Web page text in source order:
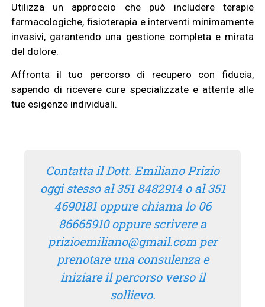
Utilizza un approccio che può includere terapie
farmacologiche, fisioterapia e interventi minimamente
invasivi, garantendo una gestione completa e mirata
del dolore.
Affronta il tuo percorso di recupero con fiducia,
sapendo di ricevere cure specializzate e attente alle
tue esigenze individuali.
Contatta il Dott. Emiliano Prizio
oggi stesso al 351 8482914 o al 351
4690181 oppure chiama lo 06
86665910 oppure scrivere a
prizioemiliano@gmail.com per
prenotare una consulenza e
iniziare il percorso verso il
sollievo.